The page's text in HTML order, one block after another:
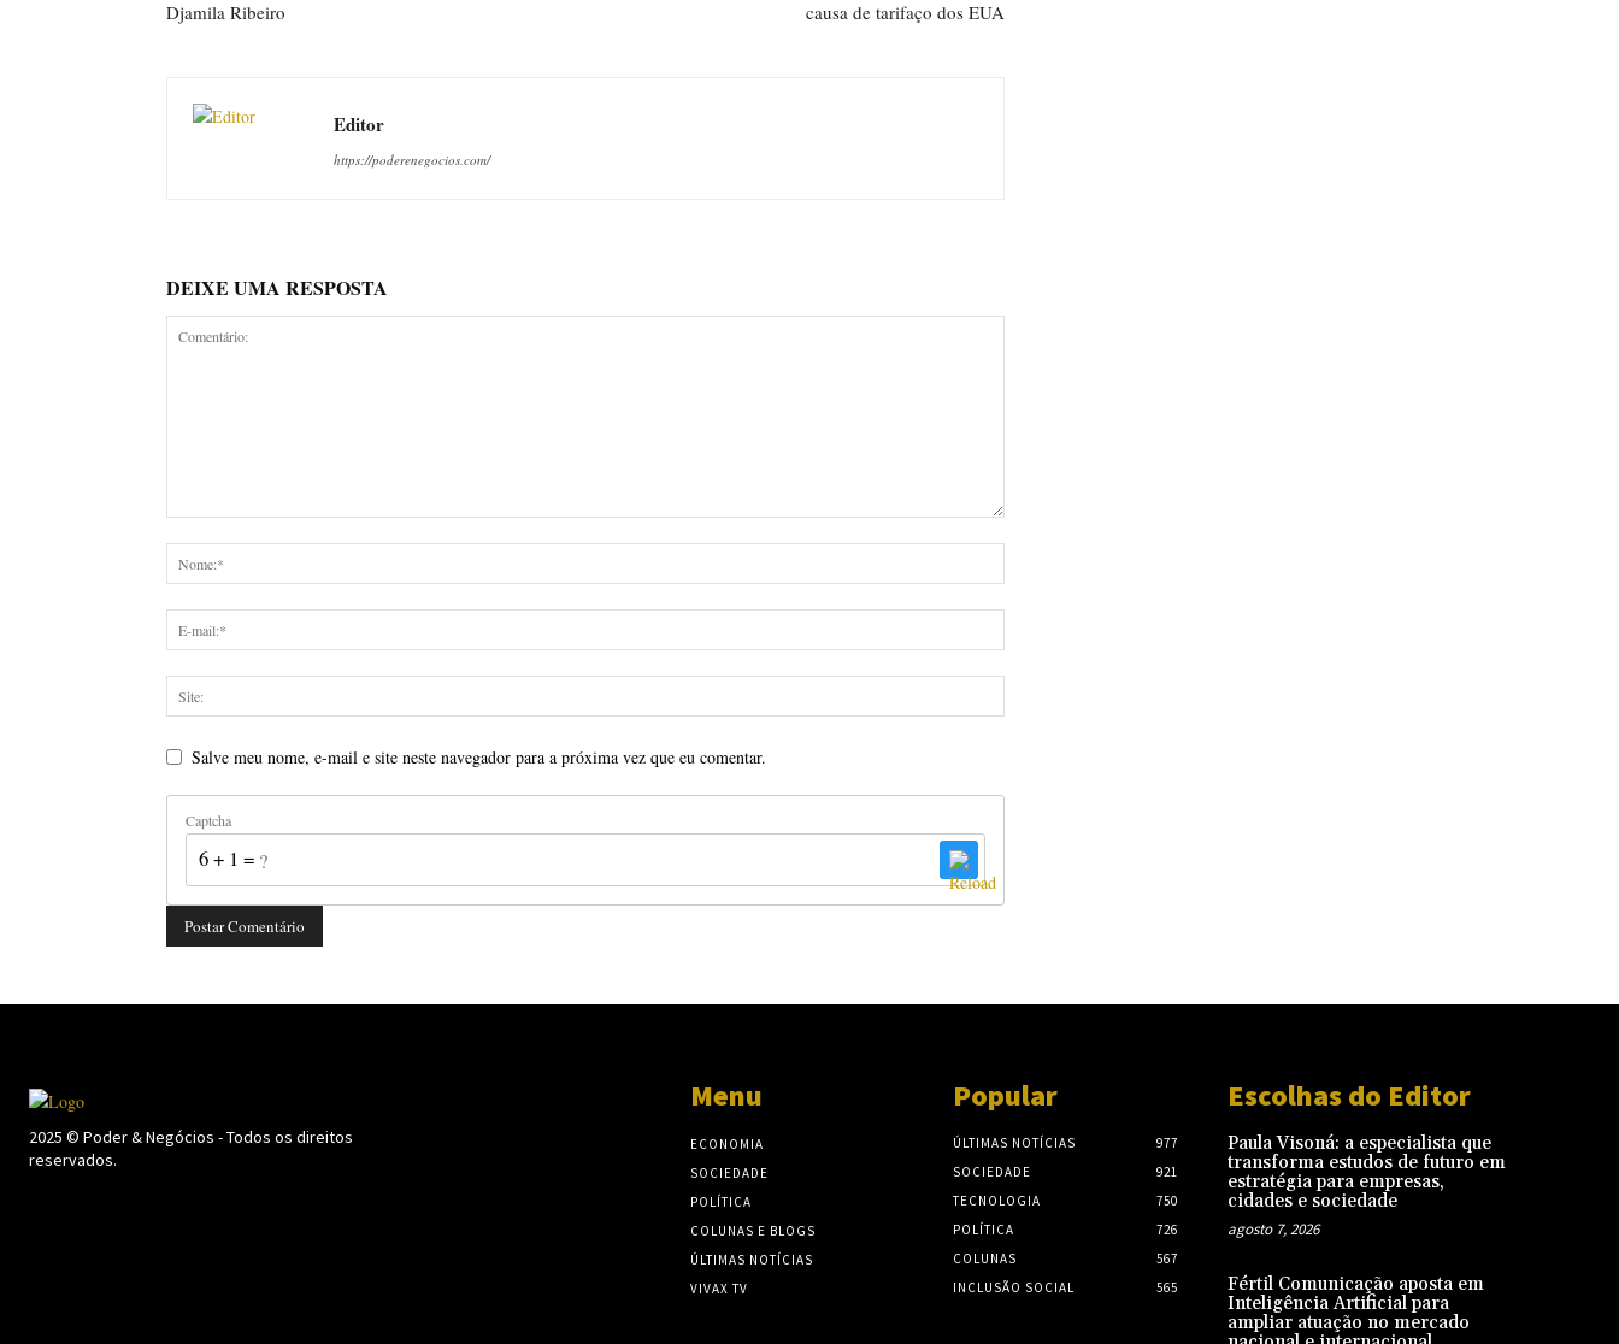
Djamila Ribeiro
causa de tarifaço dos EUA
Editor
https://poderenegocios.com/
DEIXE UMA RESPOSTA
Salve meu nome, e-mail e site neste navegador para a próxima vez que eu comentar.
Captcha
6 + 1 = ?
2025 © Poder & Negócios - Todos os direitos
reservados.
Menu
ECONOMIA
SOCIEDADE
POLÍTICA
COLUNAS E BLOGS
ÚLTIMAS NOTÍCIAS
VIVAX TV
Popular
ÚLTIMAS NOTÍCIAS
977
SOCIEDADE
921
TECNOLOGIA
750
POLÍTICA
726
COLUNAS
567
INCLUSÃO SOCIAL
565
Escolhas do Editor
Paula Visoná: a especialista que
transforma estudos de futuro em
estratégia para empresas,
cidades e sociedade
agosto 7, 2026
Fértil Comunicação aposta em
Inteligência Artificial para
ampliar atuação no mercado